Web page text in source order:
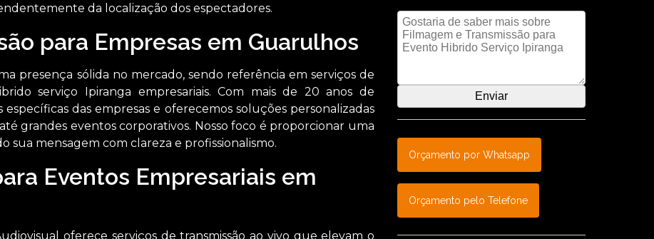
da localização dos espectadores.
para Empresas em Guarulhos
presença sólida no mercado, sendo referência em serviços de
serviço Ipiranga empresariais. Com mais de 20 anos de
das empresas e oferecemos soluções personalizadas
grandes eventos corporativos. Nosso foco é proporcionar uma
sua mensagem com clareza e profissionalismo.
Eventos Empresariais em
oferece serviços de transmissão ao vivo que elevam o
Orçamento por Whatsapp
Orçamento pelo Telefone